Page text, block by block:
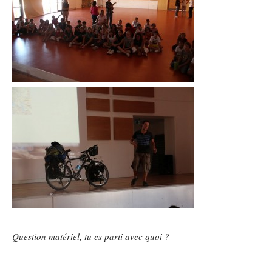
Question matériel, tu es parti avec quoi ?